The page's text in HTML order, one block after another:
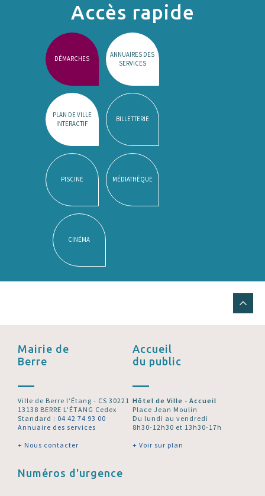
Accès rapide
DÉMARCHES
ANNUAIRES DES
SERVICES
PLAN DE VILLE
INTERACTIF
BILLETTERIE
PISCINE MÉDIATHÈQUE
CINÉMA
Mairie de
Berre
Ville de Berre l’Étang - CS 30221
13138 BERRE L'ÉTANG Cedex
Standard : 04 42 74 93 00
Annuaire des services
+ Nous contacter
Accueil
du public
Hôtel de Ville - Accueil
Place Jean Moulin
Du lundi au vendredi
8h30-12h30 et 13h30-17h
+ Voir sur plan
Numéros d'urgence